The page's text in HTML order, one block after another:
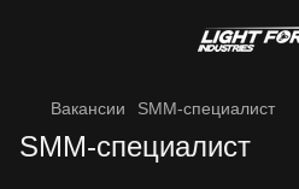
Вакансии SMM-специалист
SMM-специалист